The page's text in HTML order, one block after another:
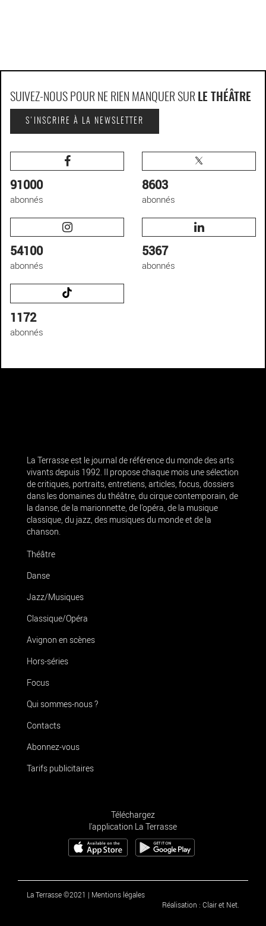
SUIVEZ-NOUS POUR NE RIEN MANQUER SUR LE THÉÂTRE
S'INSCRIRE À LA NEWSLETTER
91000
abonnés
8603
abonnés
54100
abonnés
5367
abonnés
1172
abonnés
La Terrasse est le journal de référence du monde des arts
vivants depuis 1992. Il propose chaque mois une sélection
de critiques, portraits, entretiens, articles, focus, dossiers
dans les domaines du théâtre, du cirque contemporain, de
la danse, de la marionnette, de l’opéra, de la musique
classique, du jazz, des musiques du monde et de la
chanson.
Théâtre
Danse
Jazz/Musiques
Classique/Opéra
Avignon en scènes
Hors-séries
Focus
Qui sommes-nous ?
Contacts
Abonnez-vous
Tarifs publicitaires
Téléchargez
l'application La Terrasse
La Terrasse ©2021 | Mentions légales
Réalisation : Clair et Net.